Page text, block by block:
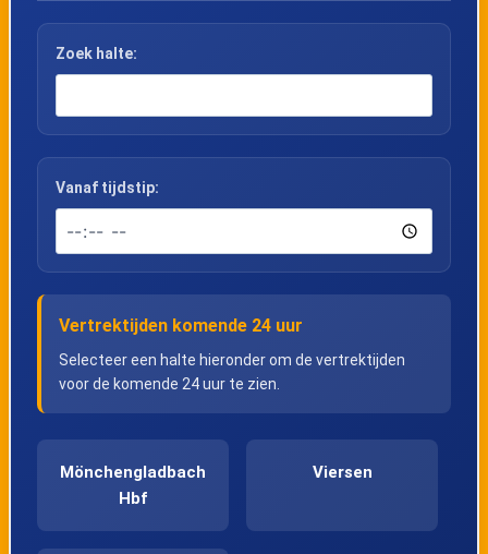
Zoek halte:
Vanaf tijdstip:
Vertrektijden komende 24 uur
Selecteer een halte hieronder om de vertrektijden
voor de komende 24 uur te zien.
Mönchengladbach
Hbf
Viersen